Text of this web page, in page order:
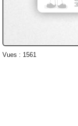
Vues : 1561